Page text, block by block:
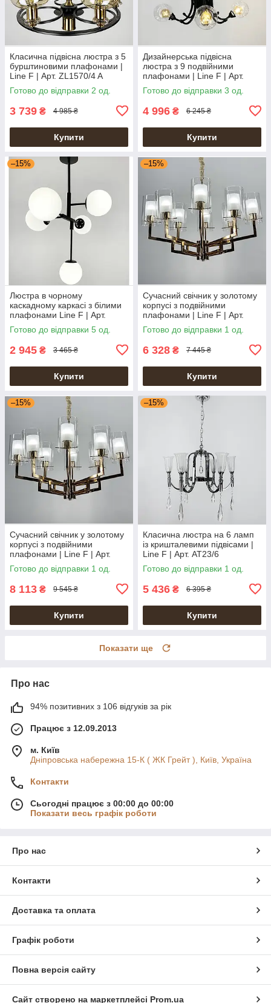
Класична підвісна люстра з 5
бурштиновими плафонами |
Line F | Арт. ZL1570/4 A
Готово до відправки 2 од.
3 739 ₴ 4 985 ₴
Купити
Дизайнерська підвісна
люстра з 9 подвійними
плафонами | Line F | Арт.
ZL1427/6+3
Готово до відправки 3 од.
4 996 ₴ 6 245 ₴
Купити
–15%
Люстра в чорному
каскадному каркасі з білими
плафонами Line F | Арт.
AOC17/5 BK+WT
Готово до відправки 5 од.
2 945 ₴ 3 465 ₴
Купити
–15%
Сучасний свічник у золотому
корпусі з подвійними
плафонами | Line F | Арт.
AT24
Готово до відправки 1 од.
6 328 ₴ 7 445 ₴
Купити
–15%
Сучасний свічник у золотому
корпусі з подвійними
плафонами | Line F | Арт.
AT24
Готово до відправки 1 од.
8 113 ₴ 9 545 ₴
Купити
–15%
Класична люстра на 6 ламп
із кришталевими підвісами |
Line F | Арт. AT23/6
Готово до відправки 1 од.
5 436 ₴ 6 395 ₴
Купити
Показати ще
Про нас
94% позитивних з 106 відгуків за рік
Працює з 12.09.2013
м. Київ
Дніпровська набережна 15-К ( ЖК Грейт ), Київ, Україна
Контакти
Сьогодні працює з 00:00 до 00:00
Показати весь графік роботи
Про нас
Контакти
Доставка та оплата
Графік роботи
Повна версія сайту
Сайт створено на маркетплейсі Prom.ua